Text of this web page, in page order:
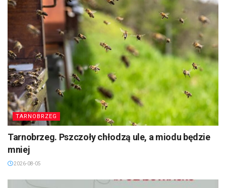
TARNOBRZEG
Tarnobrzeg. Pszczoły chłodzą ule, a miodu będzie
mniej
2026-08-05